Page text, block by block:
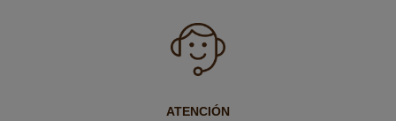
ATENCIÓN